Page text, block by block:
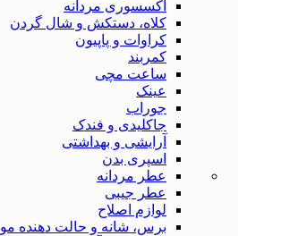
اکسسوری مردانه
کلاه، دستکش و شال گردن
کراوات و پاپیون
کمربند
ساعت مچی
عینک
جوراب
جاکلیدی و فندک
آرایشی و بهداشتی
اسپری بدن
عطر مردانه
عطر جیبی
لوازم اصلاح
برس، شانه و حالت دهنده مو